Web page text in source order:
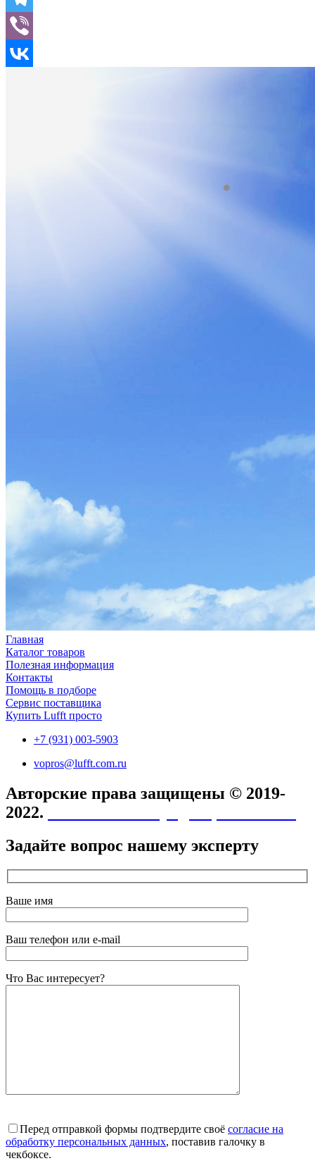
Главная
Каталог товаров
Полезная информация
Контакты
Помощь в подборе
Сервис поставщика
Купить Lufft просто
+7 (931) 003-5903
vopros@lufft.com.ru
Авторские права защищены © 2019-
2022.
Задайте вопрос нашему эксперту
Ваше имя
Ваш телефон или e-mail
Что Вас интересует?
Перед отправкой формы подтвердите своё согласие на
обработку персональных данных, поставив галочку в
чекбоксе.